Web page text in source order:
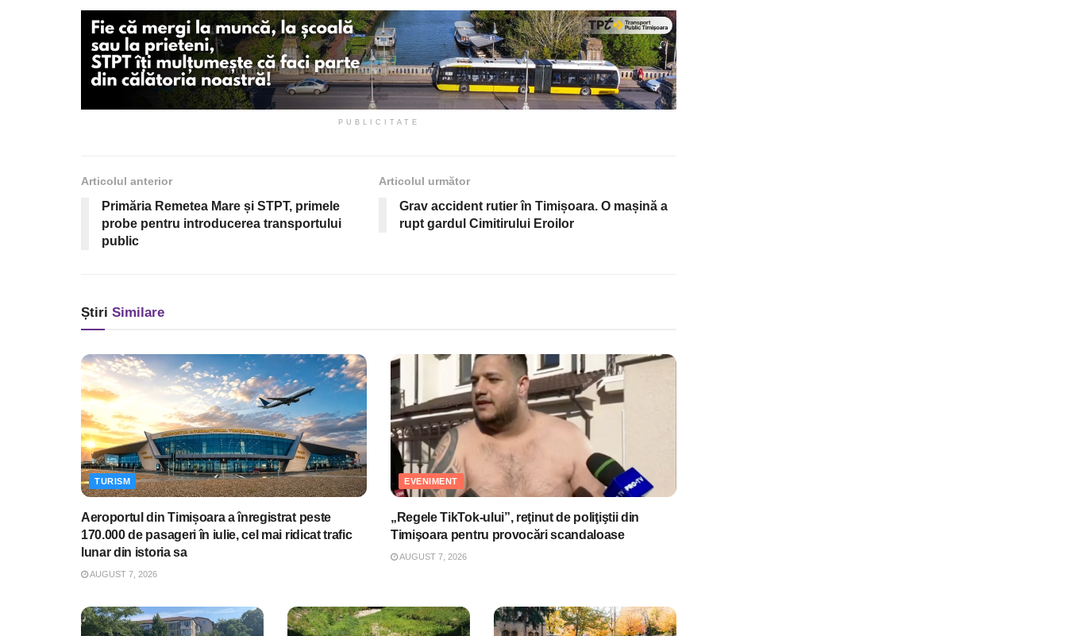
PUBLICITATE
Articolul anterior
Primăria Remetea Mare și STPT, primele
probe pentru introducerea transportului
public
Articolul următor
Grav accident rutier în Timișoara. O mașină a
rupt gardul Cimitirului Eroilor
Știri Similare
TURISM
Aeroportul din Timișoara a înregistrat peste
170.000 de pasageri în iulie, cel mai ridicat trafic
lunar din istoria sa
AUGUST 7, 2026
EVENIMENT
„Regele TikTok-ului”, reţinut de poliţiştii din
Timişoara pentru provocări scandaloase
AUGUST 7, 2026